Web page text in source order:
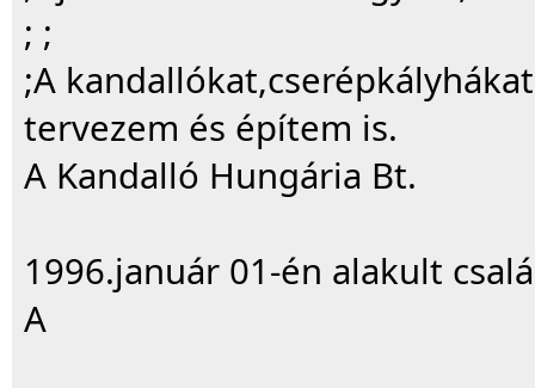
; ;
;A
tervezem és építem is.
A Kandalló Hungária Bt.
1996.január 01-én alakult
A